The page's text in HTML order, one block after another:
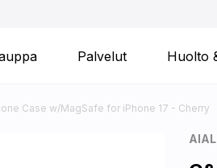
Palvelut Huolto
Case w/MagSafe for iPhone 17 - Cherry